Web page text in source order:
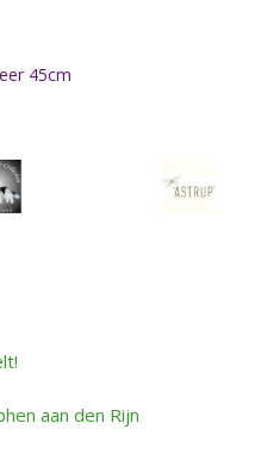
45cm
aan den Rijn